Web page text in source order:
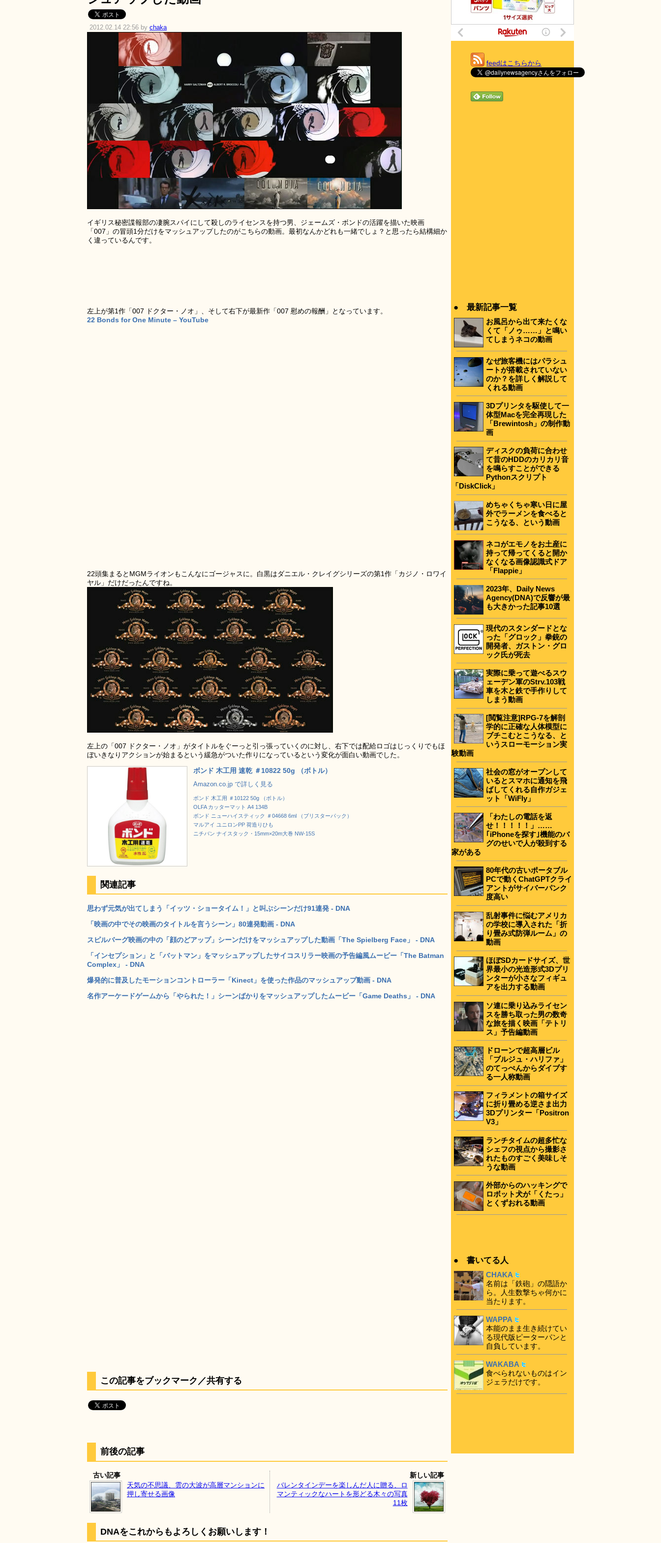
2012.02.14 22:56 by chaka
イギリス秘密諜報部の凄腕スパイにして殺しのライセンスを持つ男、ジェームズ・ボンドの活躍を描いた映画
「007」の冒頭1分だけをマッシュアップしたのがこちらの動画。最初なんかどれも一緒でしょ？と思ったら結構細か
く違っているんです。
左上が第1作「007 ドクター・ノオ」、そして右下が最新作「007 慰めの報酬」となっています。
22 Bonds for One Minute – YouTube
22頭集まるとMGMライオンもこんなにゴージャスに。白黒はダニエル・クレイグシリーズの第1作「カジノ・ロワイ
ヤル」だけだったんですね。
左上の「007 ドクター・ノオ」がタイトルをぐーっと引っ張っていくのに対し、右下では配給ロゴはじっくりでもほ
ぼいきなりアクションが始まるという緩急がついた作りになっているという変化が面白い動画でした。
ボンド 木工用 速乾 ＃10822 50g （ボトル）
Amazon.co.jp で詳しく見る
ボンド 木工用 ＃10122 50g （ボトル）
OLFA カッターマット A4 134B
ボンド ニューハイスティック ＃04668 6ml （ブリスターパック）
マルアイ ユニロンPP 荷造りひも
ニチバン ナイスタック・15mm×20m大巻 NW-15S
関連記事
思わず元気が出てしまう「イッツ・ショータイム！」と叫ぶシーンだけ91連発 - DNA
「映画の中でその映画のタイトルを言うシーン」80連発動画 - DNA
スピルバーグ映画の中の「顔のどアップ」シーンだけをマッシュアップした動画「The Spielberg Face」 - DNA
「インセプション」と「バットマン」をマッシュアップしたサイコスリラー映画の予告編風ムービー「The Batman
Complex」 - DNA
爆発的に普及したモーションコントローラー「Kinect」を使った作品のマッシュアップ動画 - DNA
名作アーケードゲームから「やられた！」シーンばかりをマッシュアップしたムービー「Game Deaths」 - DNA
この記事をブックマーク／共有する
前後の記事
古い記事
天気の不思議、雲の大波が高層マンションに
押し寄せる画像
新しい記事
バレンタインデーを楽しんだ人に贈る、ロ
マンティックなハートを形どる木々の写真
11枚
DNAをこれからもよろしくお願いします！
feedはこちらから
● 最新記事一覧
お風呂から出て来たくな
くて「ノゥ……」と鳴い
てしまうネコの動画
なぜ旅客機にはパラシュ
ートが搭載されていない
のか？を詳しく解説して
くれる動画
3Dプリンタを駆使して一
体型Macを完全再現した
「Brewintosh」の制作動
画
ディスクの負荷に合わせ
て昔のHDDのカリカリ音
を鳴らすことができる
Pythonスクリプト
「DiskClick」
めちゃくちゃ寒い日に屋
外でラーメンを食べると
こうなる、という動画
ネコがエモノをお土産に
持って帰ってくると開か
なくなる画像認識式ドア
「Flappie」
2023年、Daily News
Agency(DNA)で反響が最
も大きかった記事10選
現代のスタンダードとな
った「グロック」拳銃の
開発者、ガストン・グロ
ック氏が死去
実際に乗って遊べるスウ
ェーデン軍のStrv.103戦
車を木と鉄で手作りして
しまう動画
[閲覧注意]RPG-7を解剖
学的に正確な人体模型に
ブチこむとこうなる、と
いうスローモーション実
験動画
社会の窓がオープンして
いるとスマホに通知を飛
ばしてくれる自作ガジェ
ット「WiFly」
「わたしの電話を返
せ！！！！！」……
｢iPhoneを探す｣機能のバ
グのせいで人が殺到する
家がある
80年代の古いポータブル
PCで動くChatGPTクライ
アントがサイバーパンク
度高い
乱射事件に悩むアメリカ
の学校に導入された「折
り畳み式防弾ルーム」の
動画
ほぼSDカードサイズ、世
界最小の光造形式3Dプリ
ンターが小さなフィギュ
アを出力する動画
ソ連に乗り込みライセン
スを勝ち取った男の数奇
な旅を描く映画「テトリ
ス」予告編動画
ドローンで超高層ビル
「ブルジュ・ハリファ」
のてっぺんからダイブす
る一人称動画
フィラメントの箱サイズ
に折り畳める逆さま出力
3Dプリンター「Positron
V3」
ランチタイムの超多忙な
シェフの視点から撮影さ
れたものすごく美味しそ
うな動画
外部からのハッキングで
ロボット犬が「くたっ」
とくずおれる動画
● 書いてる人
CHAKA
名前は「鉄砲」の隠語か
ら。人生数撃ちゃ何かに
当たります。
WAPPA
本能のまま生き続けてい
る現代版ピーターパンと
自負しています。
WAKABA
食べられないものはイン
ジェラだけです。